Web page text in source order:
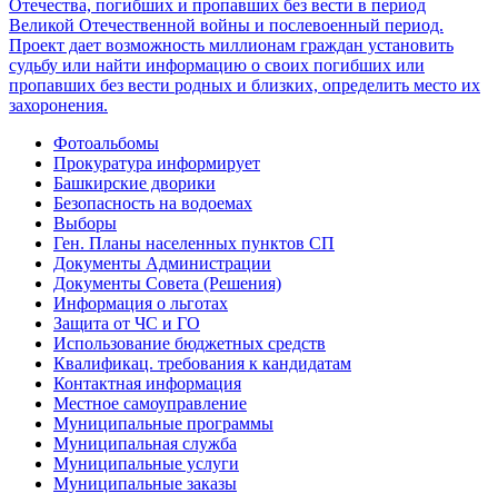
Фотоальбомы
Прокуратура информирует
Башкирские дворики
Безопасность на водоемах
Выборы
Ген. Планы населенных пунктов СП
Документы Администрации
Документы Совета (Решения)
Информация о льготах
Защита от ЧС и ГО
Использование бюджетных средств
Квалификац. требования к кандидатам
Контактная информация
Местное самоуправление
Муниципальные программы
Муниципальная служба
Муниципальные услуги
Муниципальные заказы